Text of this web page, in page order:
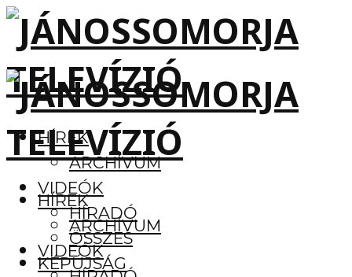
HÍREK
ARCHÍVUM
VIDEÓK
HÍRADÓ
ÖSSZES
KÉPÚJSÁG
HÍREK
ARCHÍVUM
VIDEÓK